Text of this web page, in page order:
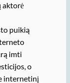
aktorė
puikią
imti
o
internetinį